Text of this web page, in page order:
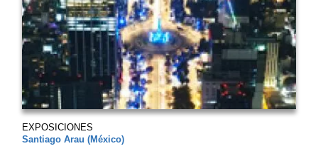
EXPOSICIONES
Santiago Arau (México)